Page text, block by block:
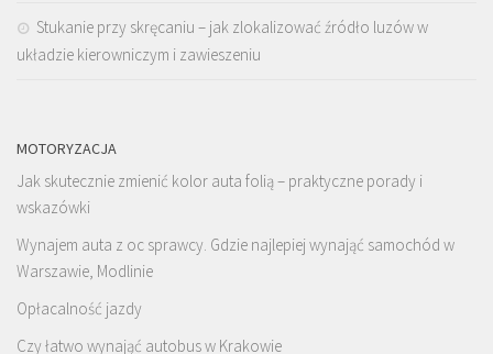
Stukanie przy skręcaniu – jak zlokalizować źródło luzów w
układzie kierowniczym i zawieszeniu
MOTORYZACJA
Jak skutecznie zmienić kolor auta folią – praktyczne porady i
wskazówki
Wynajem auta z oc sprawcy. Gdzie najlepiej wynająć samochód w
Warszawie, Modlinie
Opłacalność jazdy
Czy łatwo wynająć autobus w Krakowie